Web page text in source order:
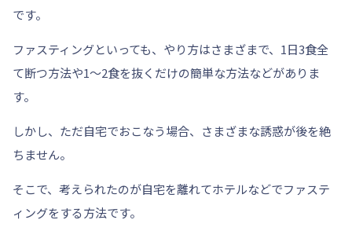
です。
ファスティングといっても、やり方はさまざまで、1日3食全
て断つ方法や1～2食を抜くだけの簡単な方法などがありま
す。
しかし、ただ自宅でおこなう場合、さまざまな誘惑が後を絶
ちません。
そこで、考えられたのが自宅を離れてホテルなどでファステ
ィングをする方法です。